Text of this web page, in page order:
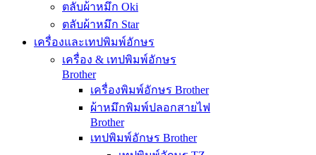
ตลับผ้าหมึก Oki
ตลับผ้าหมึก Star
เครื่องและเทปพิมพ์อักษร
เครื่อง & เทปพิมพ์อักษร
Brother
เครื่องพิมพ์อักษร Brother
ผ้าหมึกพิมพ์ปลอกสายไฟ
Brother
เทปพิมพ์อักษร Brother